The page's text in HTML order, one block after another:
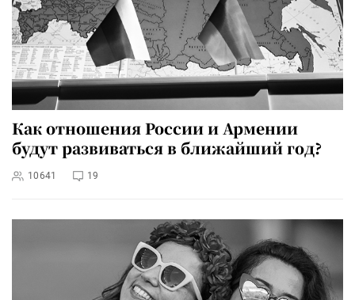
Как отношения России и Армении
будут развиваться в ближайший год?
10641 19